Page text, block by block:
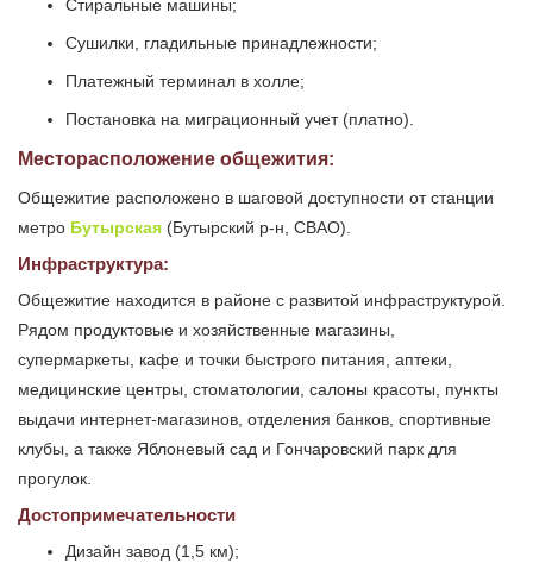
Стиральные машины;
Сушилки, гладильные принадлежности;
Платежный терминал в холле;
Постановка на миграционный учет (платно).
Месторасположение общежития:
Общежитие расположено в шаговой доступности от станции
метро Бутырская (Бутырский р-н, СВАО).
Инфраструктура:
Общежитие находится в районе с развитой инфраструктурой.
Рядом продуктовые и хозяйственные магазины,
супермаркеты, кафе и точки быстрого питания, аптеки,
медицинские центры, стоматологии, салоны красоты, пункты
выдачи интернет-магазинов, отделения банков, спортивные
клубы, а также Яблоневый сад и Гончаровский парк для
прогулок.
Достопримечательности
Дизайн завод (1,5 км);